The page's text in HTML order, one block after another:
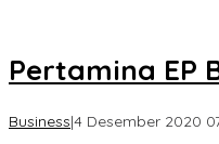
Pertamina EP
Business|4 Desember 2020